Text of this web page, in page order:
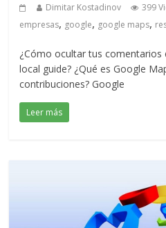
Dimitar Kostadinov 399
empresas, google, google maps,
¿Cómo ocultar tus comentarios
local guide? ¿Qué es Google
contribuciones? Google
Leer más